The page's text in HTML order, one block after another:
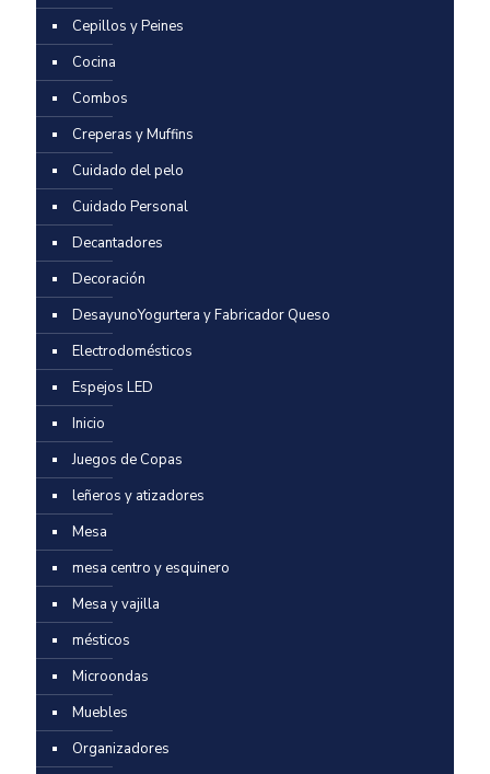
Cepillos y Peines
Cocina
Combos
Creperas y Muffins
Cuidado del pelo
Cuidado Personal
Decantadores
Decoración
DesayunoYogurtera y Fabricador Queso
Electrodomésticos
Espejos LED
Inicio
Juegos de Copas
leñeros y atizadores
Mesa
mesa centro y esquinero
Mesa y vajilla
mésticos
Microondas
Muebles
Organizadores